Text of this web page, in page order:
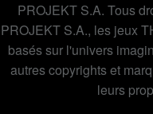
PROJEKT S.A. Tous
PROJEKT S.A., les jeux
basés sur l'univers
autres copyrights et
leurs